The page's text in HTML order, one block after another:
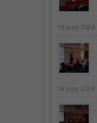
18 juny 2024
18 juny 2024